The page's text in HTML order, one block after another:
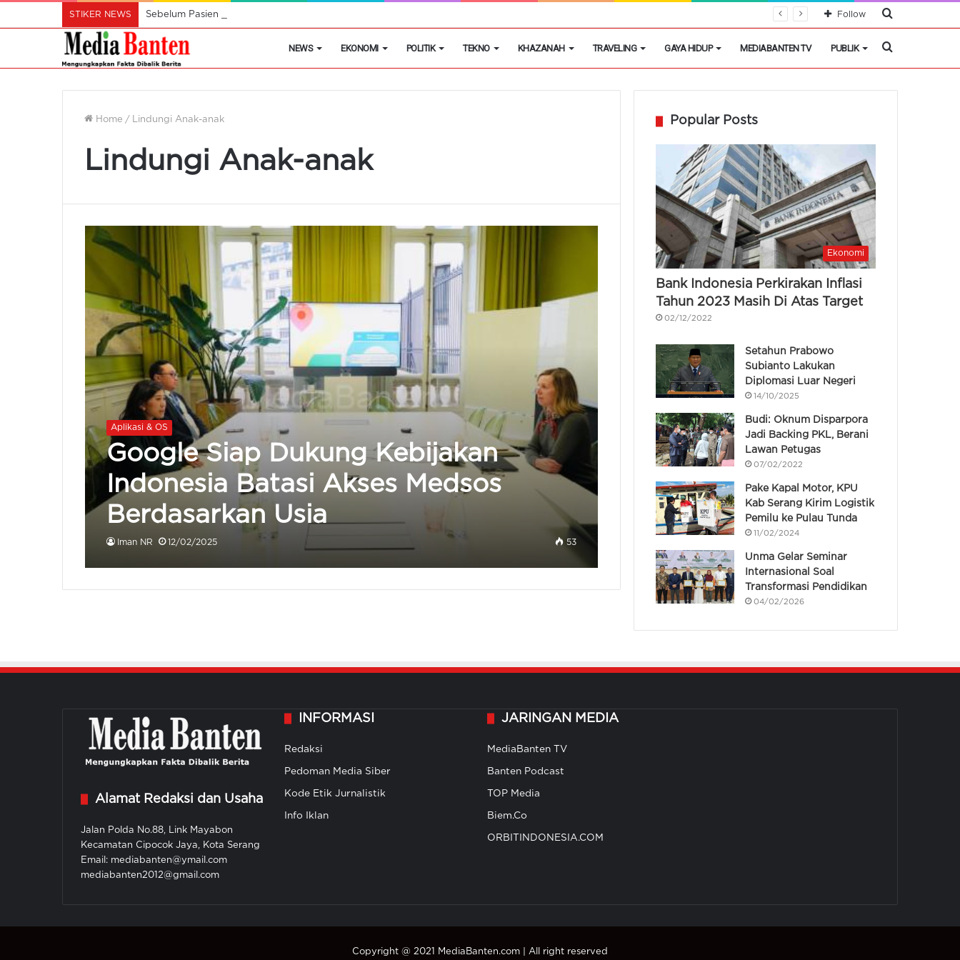
STIKER NEWS Sebelum Pasien BPJS Meninggal, Keluhan Tunggu Ruang Rawat di Medsos Dihujat Dokter dan Nakes, Ini Kata Komisi IX DPR RI Cari
Follow
NEWS EKONOMI POLITIK TEKNO KHAZANAH TRAVELING GAYA HIDUP MEDIABANTEN TV PUBLIK Cari
Home / Lindungi Anak-anak
Lindungi Anak-anak
Aplikasi & OS
Google Siap Dukung Kebijakan
Indonesia Batasi Akses Medsos
Berdasarkan Usia
Iman NR 12/02/2025 53
Popular Posts
Ekonomi
Bank Indonesia Perkirakan Inflasi
Tahun 2023 Masih Di Atas Target
02/12/2022
Setahun Prabowo
Subianto Lakukan
Diplomasi Luar Negeri
14/10/2025
Budi: Oknum Disparpora
Jadi Backing PKL, Berani
Lawan Petugas
07/02/2022
Pake Kapal Motor, KPU
Kab Serang Kirim Logistik
Pemilu ke Pulau Tunda
11/02/2024
Unma Gelar Seminar
Internasional Soal
Transformasi Pendidikan
04/02/2026
Alamat Redaksi dan Usaha
Jalan Polda No.88, Link Mayabon
Kecamatan Cipocok Jaya, Kota Serang
Email: mediabanten@ymail.com
mediabanten2012@gmail.com
INFORMASI
Redaksi
Pedoman Media Siber
Kode Etik Jurnalistik
Info Iklan
JARINGAN MEDIA
MediaBanten TV
Banten Podcast
TOP Media
Biem.Co
ORBITINDONESIA.COM
Copyright @ 2021 MediaBanten.com | All right reserved